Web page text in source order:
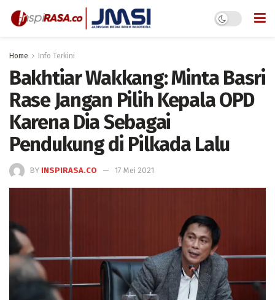
Home Info Terkini
Bakhtiar Wakkang: Minta Basri
Rase Jangan Pilih Kepala OPD
Karena Dia Sebagai
Pendukung di Pilkada Lalu
BY INSPIRASA.CO 17 Mei 2021